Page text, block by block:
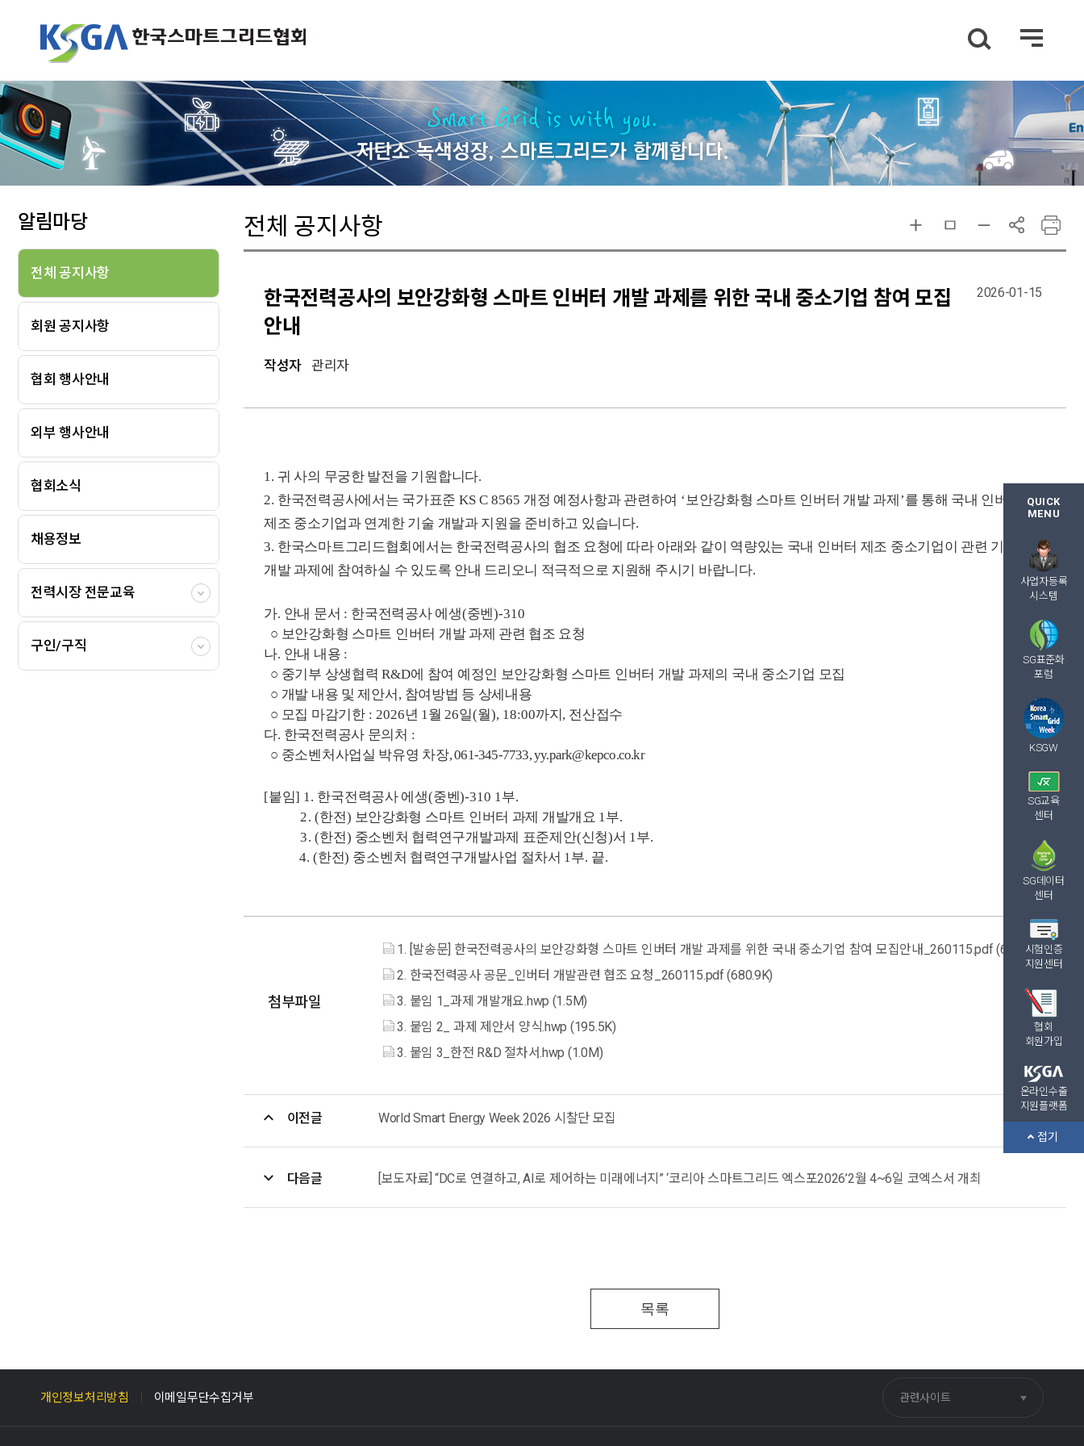
QUICK
MENU
사업자등록
시스템
SG표준화
포럼
KSGW
SG교육
센터
SG데이터
센터
시험인증
지원센터
협회
회원가입
온라인수출
지원플랫폼
접기
알림마당
전체 공지사항
회원 공지사항
협회 행사안내
외부 행사안내
협회소식
채용정보
전력시장 전문교육
구인/구직
전체 공지사항
한국전력공사의 보안강화형 스마트 인버터 개발 과제를 위한 국내 중소기업 참여 모집
안내
작성자 관리자
2026-01-15
1. 귀 사의 무궁한 발전을 기원합니다.
2. 한국전력공사에서는 국가표준 KS C 8565 개정 예정사항과 관련하여 ‘보안강화형 스마트 인버터 개발 과제 ’를 통해 국내 인버터
제조 중소기업과 연계한 기술 개발과 지원을 준비하고 있습니다.
3. 한국스마트그리드협회에서는 한국전력공사의 협조 요청에 따라 아래와 같이 역량있는 국내 인버터 제조 중소기업이 관련 기술
개발 과제에 참여하실 수 있도록 안내 드리오니 적극적으로 지원해 주시기 바랍니다.
가. 안내 문서 : 한국전력공사 에생(중벤)-310
○ 보안강화형 스마트 인버터 개발 과제 관련 협조 요청
나. 안내 내용 :
○ 중기부 상생협력R&D에 참여 예정인 보안강화형 스마트 인버터 개발 과제의 국내 중소기업 모집
○ 개발 내용 및 제안서 , 참여방법 등 상세내용
○ 모집 마감기한 : 2026년 1월26일(월), 18:00까지, 전산접수
다. 한국전력공사 문의처 :
○ 중소벤처사업실 박유영 차장, 061-345-7733, yy.park@kepco.co.kr
[붙임] 1. 한국전력공사 에생(중벤)-310 1부.
2. (한전) 보안강화형 스마트 인버터 과제 개발개요 1부.
3. (한전) 중소벤처 협력연구개발과제 표준제안(신청)서 1부.
4. (한전) 중소벤처 협력연구개발사업 절차서 1부. 끝.
첨부파일
1. [발송문] 한국전력공사의 보안강화형 스마트 인버터 개발 과제를 위한 국내 중소기업 참여 모집안내_260115.pdf (61.5K)
2. 한국전력공사 공문_인버터 개발관련 협조 요청_260115.pdf (680.9K)
3. 붙임 1_과제 개발개요.hwp (1.5M)
3. 붙임 2_ 과제 제안서 양식.hwp (195.5K)
3. 붙임 3_한전 R&D 절차서.hwp (1.0M)
이전글 World Smart Energy Week 2026 시찰단 모집
다음글 [보도자료] “DC로 연결하고, AI로 제어하는 미래에너지” ‘코리아 스마트그리드 엑스포2026’2월 4~6일 코엑스서 개최
목록
개인정보처리방침 이메일무단수집거부 관련사이트